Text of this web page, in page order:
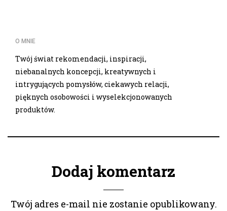
O MNIE
Twój świat rekomendacji, inspiracji,
niebanalnych koncepcji, kreatywnych i
intrygujących pomysłów, ciekawych relacji,
pięknych osobowości i wyselekcjonowanych
produktów.
Dodaj komentarz
Twój adres e-mail nie zostanie opublikowany.